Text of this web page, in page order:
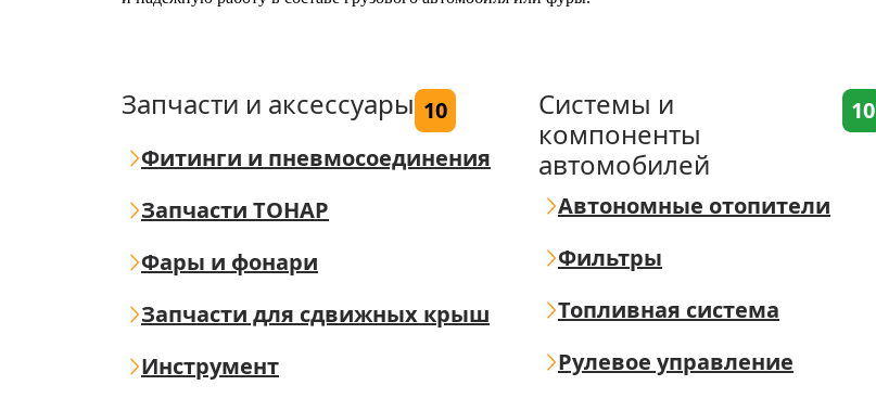
Запчасти и аксессуары 10
Фитинги и пневмосоединения
Запчасти ТОНАР
Фары и фонари
Запчасти для сдвижных крыш
Инструмент
Системы и
компоненты
автомобилей
10
Автономные отопители
Фильтры
Топливная система
Рулевое управление